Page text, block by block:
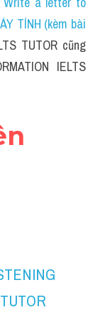
T
TÍNH (kèm bài
TUTOR cũng
IELTS